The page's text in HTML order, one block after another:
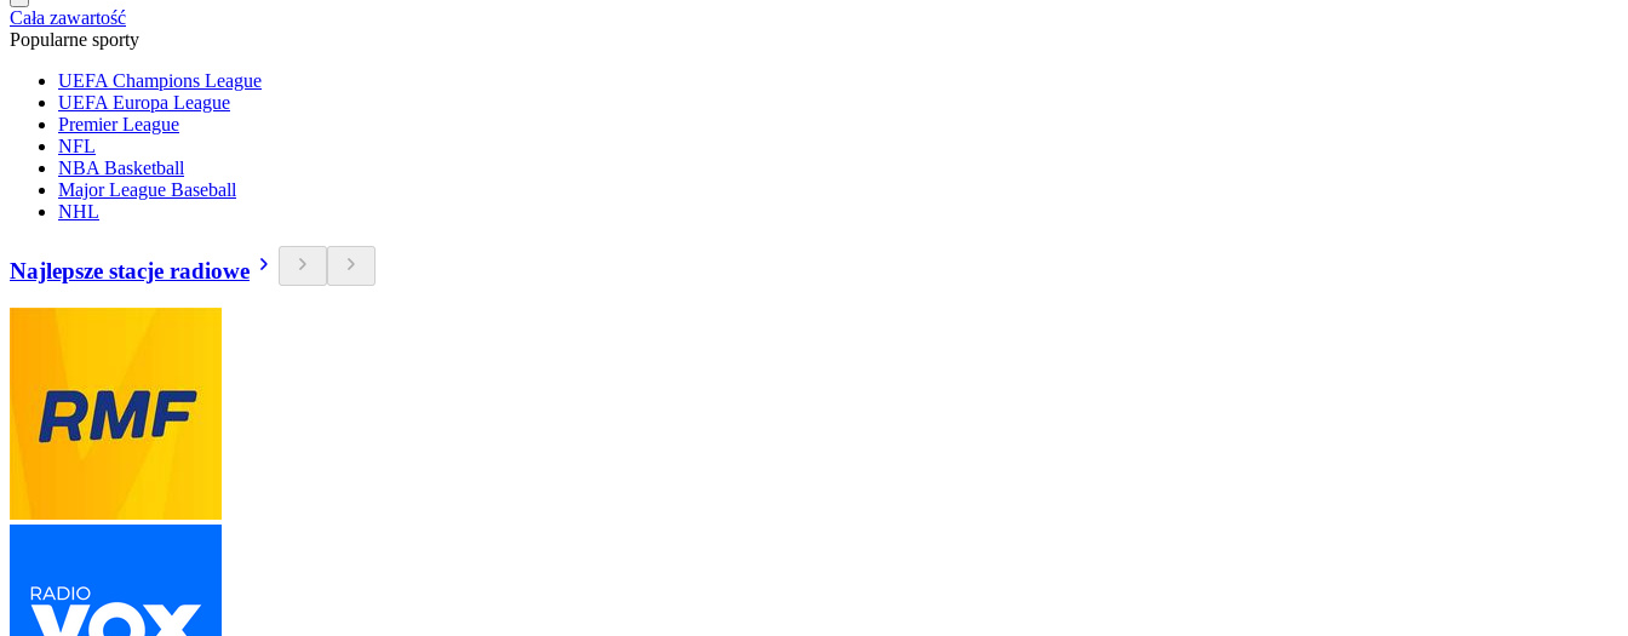
Cała zawartość
Popularne sporty
UEFA Champions League
UEFA Europa League
Premier League
NFL
NBA Basketball
Major League Baseball
NHL
Najlepsze stacje radiowe